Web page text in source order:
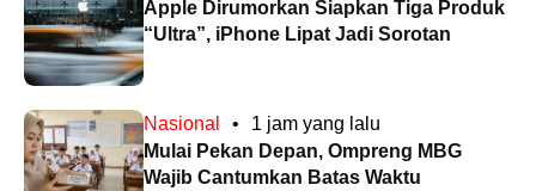
Apple Dirumorkan Siapkan Tiga Produk
“Ultra”, iPhone Lipat Jadi Sorotan
Nasional •
1 jam yang lalu
Mulai Pekan Depan, Ompreng MBG
Wajib Cantumkan Batas Waktu